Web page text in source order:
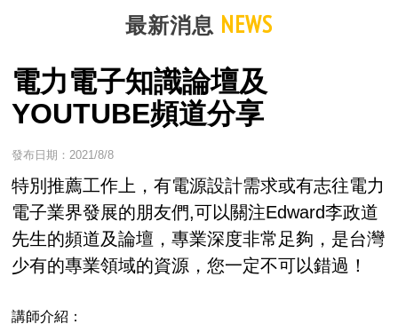
最新消息 NEWS
電力電子知識論壇及
YOUTUBE頻道分享
發布日期：2021/8/8
特別推薦工作上，有電源設計需求或有志往電力
電子業界發展的朋友們,可以關注Edward李政道
先生的頻道及論壇，專業深度非常足夠，是台灣
少有的專業領域的資源，您一定不可以錯過！
講師介紹：